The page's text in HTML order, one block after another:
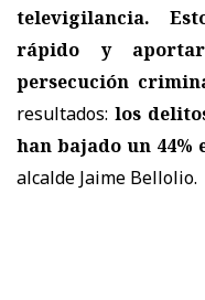
televigilancia.
rápido y
persecución
resultados: los
han bajado un 44%
alcalde Jaime Bellolio.